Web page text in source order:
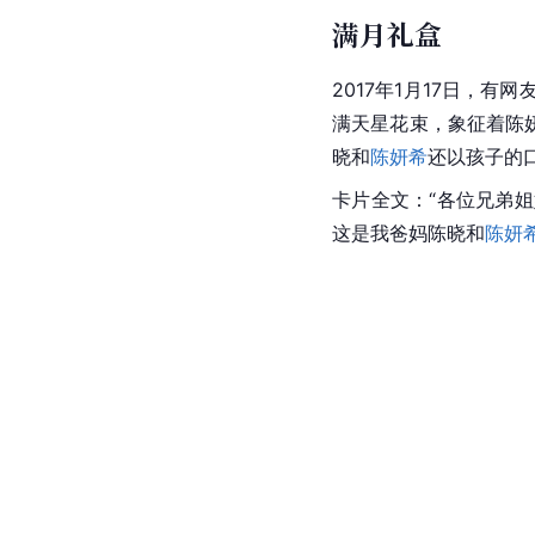
满月礼盒
2017年1月17日，有网
满天星花束，象征着陈
晓和陈妍希还以孩子的
卡片全文：“各位兄弟
这是我爸妈陈晓和陈妍